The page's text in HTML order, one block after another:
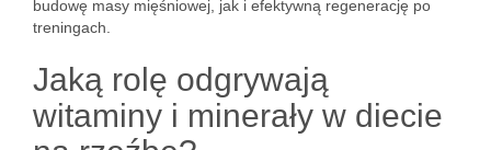
budowę masy mięśniowej, jak i efektywną regenerację po
treningach.
Jaką rolę odgrywają
witaminy i minerały w diecie